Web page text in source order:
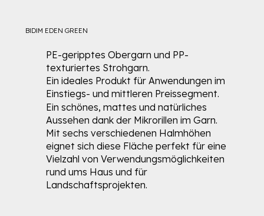
BIDIM EDEN GREEN
PE-geripptes Obergarn und PP-
texturiertes Strohgarn.
Ein ideales Produkt für Anwendungen im
Einstiegs- und mittleren Preissegment.
Ein schönes, mattes und natürliches
Aussehen dank der Mikrorillen im Garn.
Mit sechs verschiedenen Halmhöhen
eignet sich diese Fläche perfekt für eine
Vielzahl von Verwendungsmöglichkeiten
rund ums Haus und für
Landschaftsprojekten.